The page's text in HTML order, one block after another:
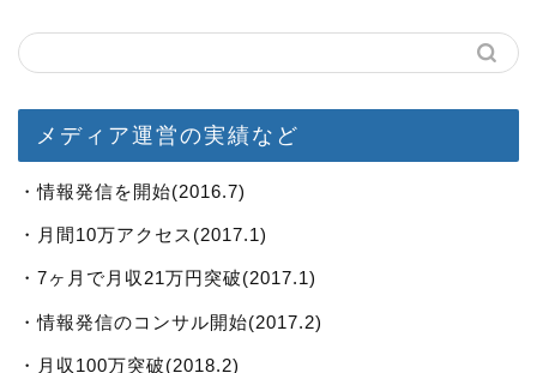
メディア運営の実績など
・情報発信を開始(2016.7)
・月間10万アクセス(2017.1)
・7ヶ月で月収21万円突破(2017.1)
・情報発信のコンサル開始(2017.2)
・月収100万突破(2018.2)